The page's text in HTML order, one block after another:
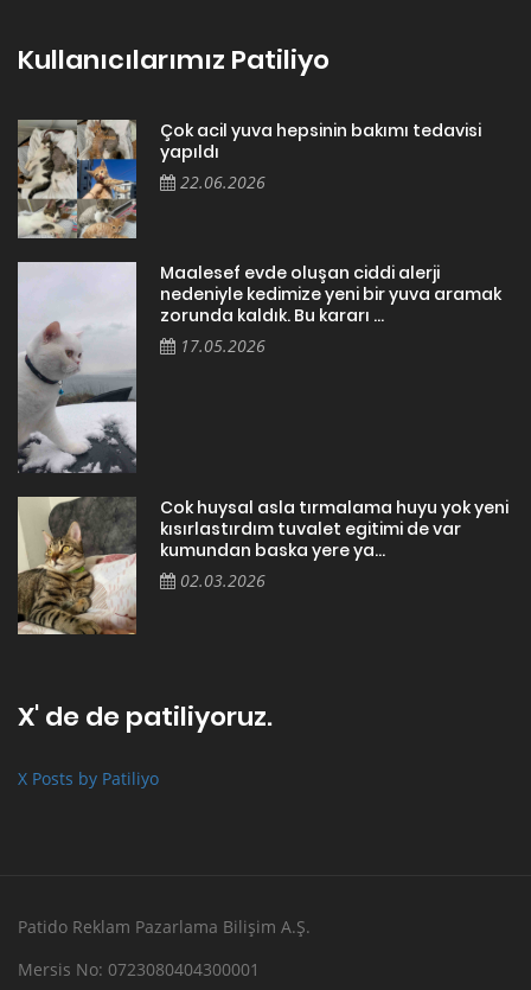
Tüm kalpleri miyavlatmak, havhavlatmak ve cikcikletmek için
Tüm kalpleri sevgiyle patilemek dileğiyle.
Patiliyo
SÖZLEŞMELER
• Kişisel Verilerin İşlenmesi
• Çerez Gizlilik Politikası
• Başvuru Formu
• Veri Sahibi Başvuru Prosedürü
Kullanıcılarımız Patiliyo
Maalesef evde oluşan ciddi alerji
nedeniyle kedimize yeni bir yuva aramak
zorunda kaldık. Bu kararı ...